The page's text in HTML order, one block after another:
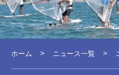
ホーム ニュース一覧